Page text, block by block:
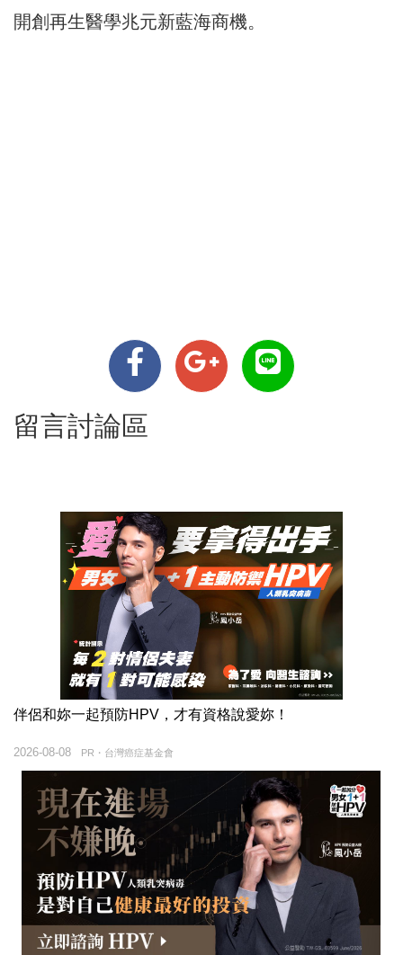
開創再生醫學兆元新藍海商機。
留言討論區
伴侶和妳一起預防HPV，才有資格說愛妳！
PR・台灣癌症基金會
2026-08-08